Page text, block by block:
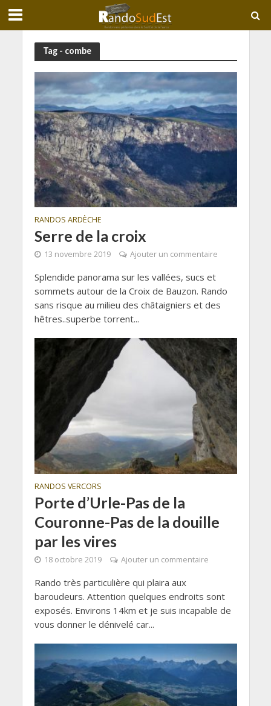
Tag - combe
RANDOS ARDÈCHE
Serre de la croix
13 novembre 2019 Ajouter un commentaire
Splendide panorama sur les vallées, sucs et
sommets autour de la Croix de Bauzon. Rando
sans risque au milieu des châtaigniers et des
hêtres..superbe torrent...
RANDOS VERCORS
Porte d’Urle-Pas de la
Couronne-Pas de la douille
par les vires
18 octobre 2019 Ajouter un commentaire
Rando très particulière qui plaira aux
baroudeurs. Attention quelques endroits sont
exposés. Environs 14km et je suis incapable de
vous donner le dénivelé car...